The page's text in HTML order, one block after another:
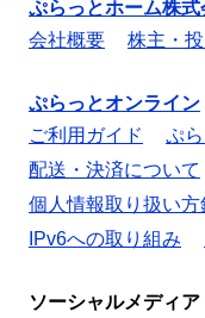
ぷらっとホーム株式
会社概要
株主・
ぷらっとオンライン
ご利用ガイド
ぷ
配送・決済について
個人情報取り扱い方
IPv6への取り組み
ソーシャルメディア